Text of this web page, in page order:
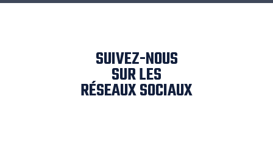
SUIVEZ-NOUS
SUR LES
RÉSEAUX SOCIAUX